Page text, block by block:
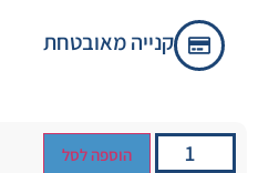
קנייה מאובטחת
הוספה לסל